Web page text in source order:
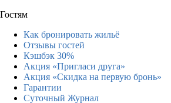
Гостям
Как бронировать жильё
Отзывы гостей
Кэшбэк 30%
Акция «Пригласи друга»
Акция «Скидка на первую бронь»
Гарантии
Суточный Журнал